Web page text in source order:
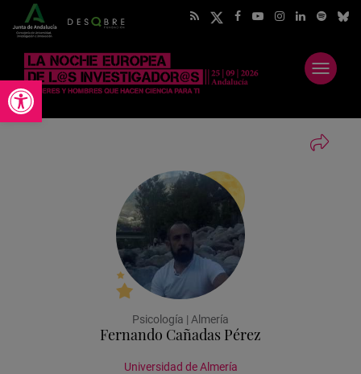
Abrir barra de herramientas
Abrir
menú
Psicología | Almería
Fernando Cañadas Pérez
Universidad de Almería